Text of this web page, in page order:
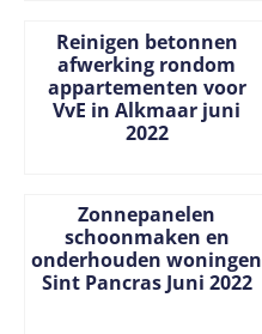
Reinigen betonnen
afwerking rondom
appartementen voor
VvE in Alkmaar juni
2022
Zonnepanelen
schoonmaken en
onderhouden woningen
Sint Pancras Juni 2022